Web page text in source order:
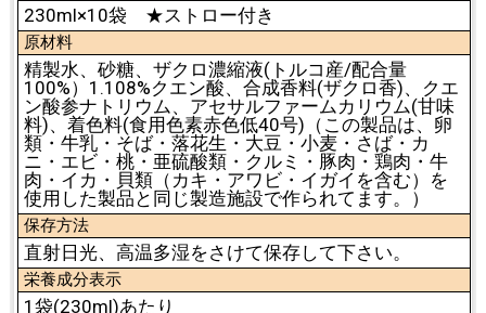
230ml×10袋 ★ストロー付き
原材料
精製水、砂糖、ザクロ濃縮液(トルコ産/配合量
100%）1.108%クエン酸、合成香料(ザクロ香)、クエ
ン酸参ナトリウム、アセサルファームカリウム(甘味
料)、着色料(食用色素赤色低40号)（この製品は、卵
類・牛乳・そば・落花生・大豆・小麦・さば・カ
ニ・エビ・桃・亜硫酸類・クルミ・豚肉・鶏肉・牛
肉・イカ・貝類（カキ・アワビ・イガイを含む）を
使用した製品と同じ製造施設で作られてます。）
保存方法
直射日光、高温多湿をさけて保存して下さい。
栄養成分表示
1袋(230ml)あたり